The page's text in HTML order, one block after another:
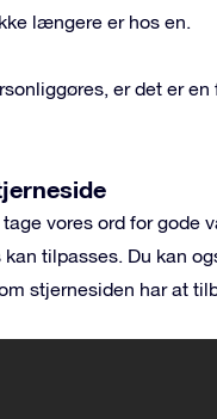
længere er hos en.
er det er
vores ord for gode
tilpasses. Du kan
stjernesiden har at